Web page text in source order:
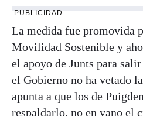
PUBLICIDAD
La medida fue promovida
Movilidad Sostenible y
el apoyo de Junts para
el Gobierno no ha vetado
apunta a que los de
respaldarlo, no en vano el